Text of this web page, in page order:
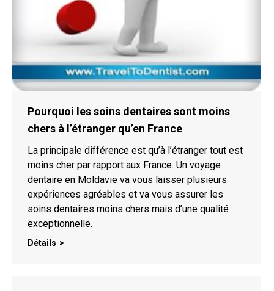
Pourquoi les soins dentaires sont moins
chers à l’étranger qu’en France
La principale différence est qu’à l’étranger tout est
moins cher par rapport aux France. Un voyage
dentaire en Moldavie va vous laisser plusieurs
expériences agréables et va vous assurer les
soins dentaires moins chers mais d’une qualité
exceptionnelle.
Détails